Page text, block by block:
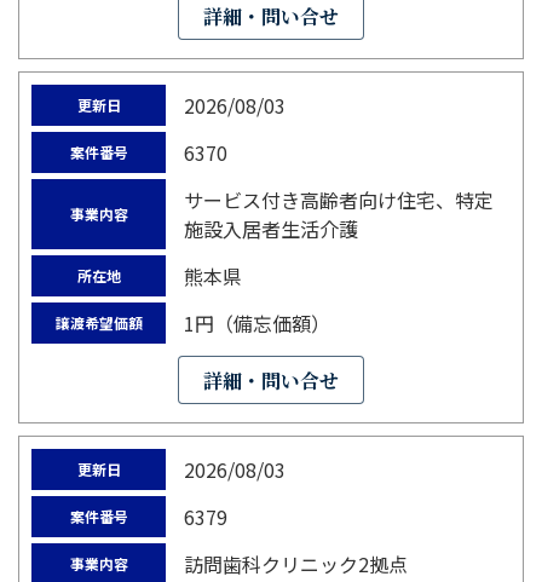
詳細・問い合せ
更新日 2026/08/03
案件番号 6370
事業内容
サービス付き高齢者向け住宅、特定
施設入居者生活介護
所在地 熊本県
譲渡希望価額 1円（備忘価額）
詳細・問い合せ
更新日 2026/08/03
案件番号 6379
事業内容 訪問歯科クリニック2拠点